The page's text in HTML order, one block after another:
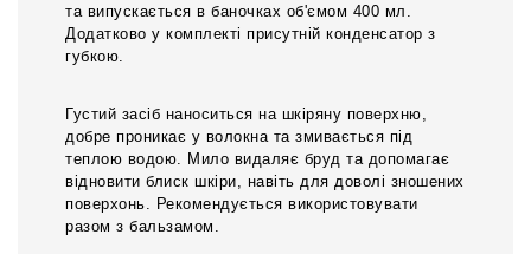
та випускається в баночках об'ємом 400 мл.
Додатково у комплекті присутній конденсатор з
губкою.
Густий засіб наноситься на шкіряну поверхню,
добре проникає у волокна та змивається під
теплою водою. Мило видаляє бруд та допомагає
відновити блиск шкіри, навіть для доволі зношених
поверхонь. Рекомендується використовувати
разом з бальзамом.